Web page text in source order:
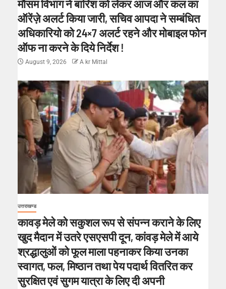
मौसम विभाग ने बारिश को लेकर आज और कल का
ऑरेंज़े अलर्ट किया जारी, सचिव आपदा ने सम्बंधित
अधिकारियो को 24×7 अलर्ट रहने और मोबाइल फोन
ऑफ ना करने के दिये निर्देश !
August 9, 2026 A kr Mittal
उत्तराखण्ड
कावड़ मेले को सकुशल रूप से संपन्न कराने के लिए
खुद मैदान में उतरे एसएसपी दून, कांवड़ मेले में आये
श्रद्धालुओं को फूल माला पहनाकर किया उनका
स्वागत, फल, मिष्ठान तथा पेय पदार्थ वितरित कर
सुरक्षित एवं सुगम यात्रा के लिए दी अपनी